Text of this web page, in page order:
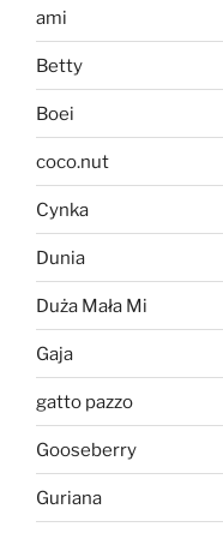
ami
Betty
Boei
coco.nut
Cynka
Dunia
Duża Mała Mi
Gaja
gatto pazzo
Gooseberry
Guriana